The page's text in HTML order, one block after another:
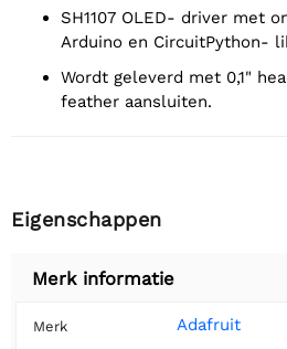
SH1107 OLED- driver met ondersteuning voor
Arduino en CircuitPython-
Wordt geleverd met 0,1" headers die u board
feather aansluiten.
Eigenschappen
Merk informatie
Merk Adafruit